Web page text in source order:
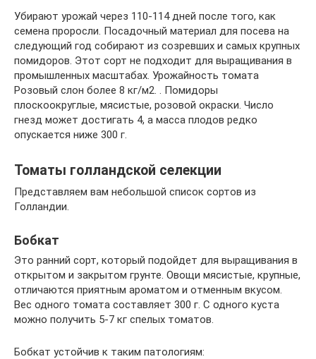
Убирают урожай через 110-114 дней после того, как
семена проросли. Посадочный материал для посева на
следующий год собирают из созревших и самых крупных
помидоров. Этот сорт не подходит для выращивания в
промышленных масштабах. Урожайность томата
Розовый слон более 8 кг/м2. . Помидоры
плоскоокруглые, мясистые, розовой окраски. Число
гнезд может достигать 4, а масса плодов редко
опускается ниже 300 г.
Томаты голландской селекции
Представляем вам небольшой список сортов из
Голландии.
Бобкат
Это ранний сорт, который подойдет для выращивания в
открытом и закрытом грунте. Овощи мясистые, крупные,
отличаются приятным ароматом и отменным вкусом.
Вес одного томата составляет 300 г. С одного куста
можно получить 5-7 кг спелых томатов.
Бобкат устойчив к таким патологиям: